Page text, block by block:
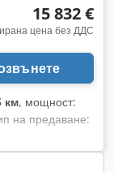
15 832 €
цена без ДДС
км, мощност:
на предаване:
ABS,